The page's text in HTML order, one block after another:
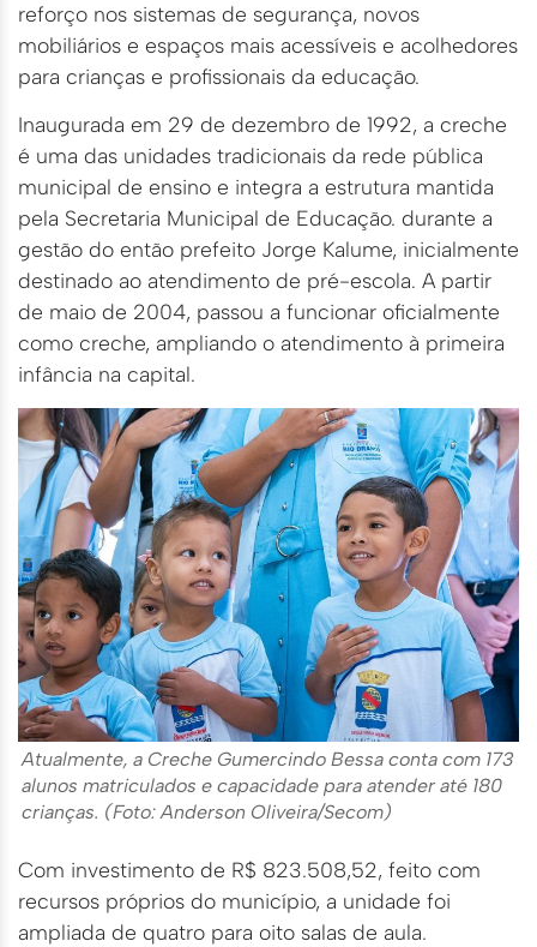
reforço nos sistemas de segurança, novos
mobiliários e espaços mais acessíveis e acolhedores
para crianças e profissionais da educação.
Inaugurada em 29 de dezembro de 1992, a creche
é uma das unidades tradicionais da rede pública
municipal de ensino e integra a estrutura mantida
pela Secretaria Municipal de Educação. durante a
gestão do então prefeito Jorge Kalume, inicialmente
destinado ao atendimento de pré-escola. A partir
de maio de 2004, passou a funcionar oficialmente
como creche, ampliando o atendimento à primeira
infância na capital.
Atualmente, a Creche Gumercindo Bessa conta com 173
alunos matriculados e capacidade para atender até 180
crianças. (Foto: Anderson Oliveira/Secom)
Com investimento de R$ 823.508,52, feito com
recursos próprios do município, a unidade foi
ampliada de quatro para oito salas de aula.